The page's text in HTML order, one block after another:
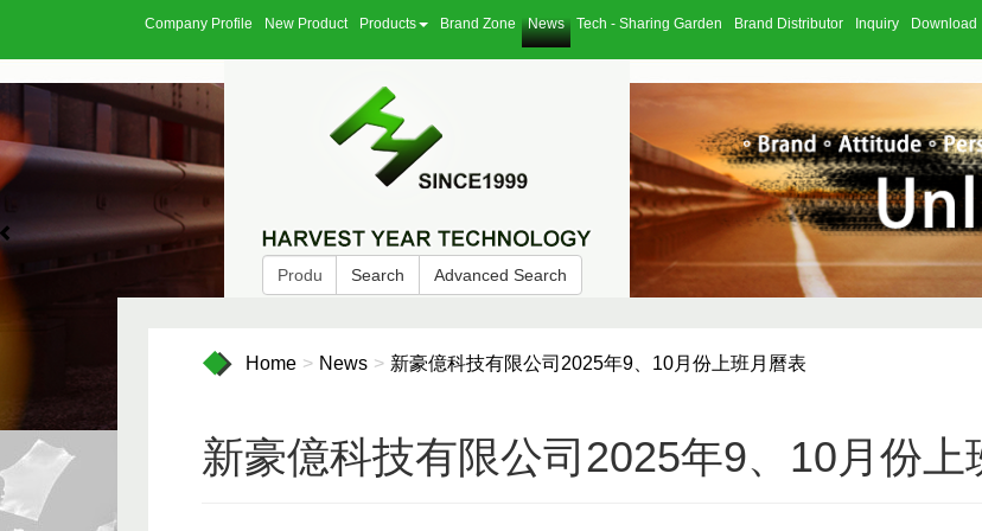
Company Profile New Product Products Brand Zone News Tech - Sharing Garden Brand Distributor Inquiry Download
Search Advanced Search
Home News 新豪億科技有限公司2025年9、10月份上班月曆表
新豪億科技有限公司2025年9、10月份上